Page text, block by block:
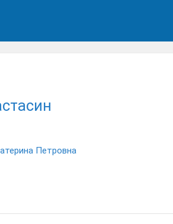
Петровна